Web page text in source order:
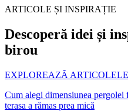
ARTICOLE ȘI INSPIRAȚIE
Descoperă idei și
birou
EXPLOREAZĂ ARTICOLELE
Cum alegi dimensiunea pergolei
terasa a rămas prea mică